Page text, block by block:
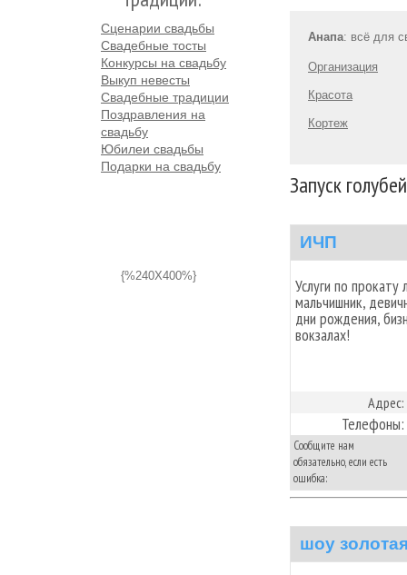
Сценарии свадьбы
Свадебные тосты
Конкурсы на свадьбу
Выкуп невесты
Свадебные традиции
Поздравления на
свадьбу
Юбилеи свадьбы
Подарки на свадьбу
{%240X400%}
Анапа: всё для
Организация
Красота
Кортеж
Запуск
ИЧП
Услуги по
мальчишник,
дни рождения,
вокзалах!
Адрес:
Телефоны:
Сообщите нам
обязательно, если есть
ошибка:
шоу